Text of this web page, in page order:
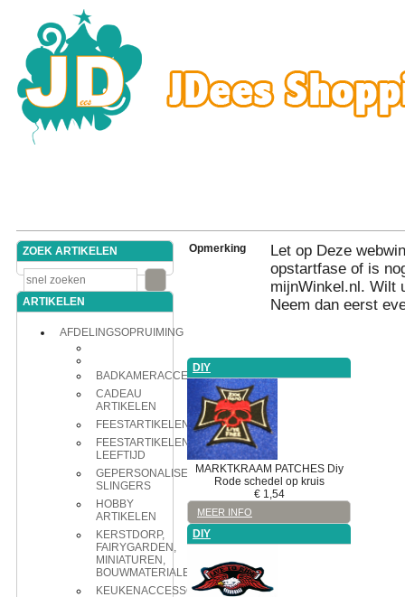
ZOEK ARTIKELEN
ARTIKELEN
AFDELINGSOPRUIMING
BADKAMERACCESSOIRES
CADEAU
ARTIKELEN
FEESTARTIKELEN
FEESTARTIKELEN
LEEFTIJD
GEPERSONALISEERDE
SLINGERS
HOBBY
ARTIKELEN
KERSTDORP,
FAIRYGARDEN,
MINIATUREN,
BOUWMATERIALEN
KEUKENACCESSOIRES
Opmerking
Let op Deze
opstartfase of is
mijnWinkel.nl. Wilt
Neem dan eerst
DIY
MARKTKRAAM PATCHES Diy
Rode schedel op kruis
€ 1,54
MEER INFO
DIY